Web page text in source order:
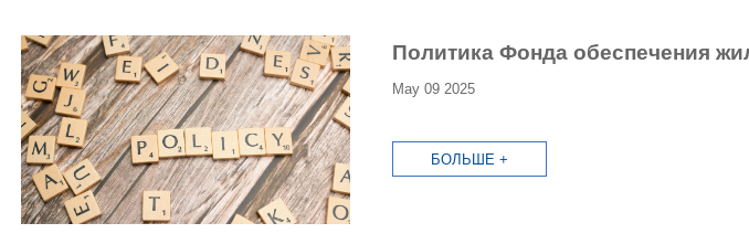
Политика Фонда обеспечения
May 09 2025
БОЛЬШЕ +